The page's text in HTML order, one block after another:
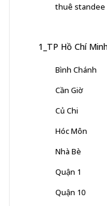
thuê standee
1_TP Hồ Chí
Bình Chánh
Cần Giờ
Củ Chi
Hóc Môn
Nhà Bè
Quận 1
Quận 10